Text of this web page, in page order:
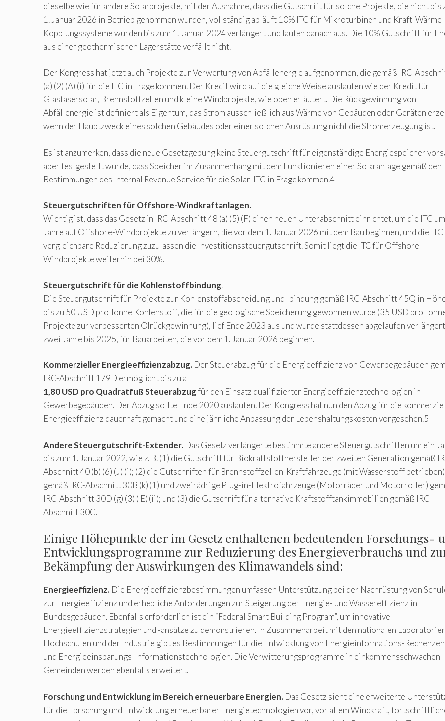
dieselbe wie für andere Solarprojekte, mit der Ausnahme, dass die Gutschrift für solche Projekte, die nicht bis
1. Januar 2026 in Betrieb genommen wurden, vollständig abläuft 10% ITC für Mikroturbinen und Kraft-Wärme-
Kopplungssysteme wurden bis zum 1. Januar 2024 verlängert und laufen danach aus. Die 10% Gutschrift für
aus einer geothermischen Lagerstätte verfällt nicht.
Der Kongress hat jetzt auch Projekte zur Verwertung von Abfällenergie aufgenommen, die gemäß IRC-
(a) (2) (A) (i) für die ITC in Frage kommen. Der Kredit wird auf die gleiche Weise auslaufen wie der Kredit für
Glasfasersolar, Brennstoffzellen und kleine Windprojekte, wie oben erläutert. Die Rückgewinnung von
Abfällenergie ist definiert als Eigentum, das Strom ausschließlich aus Wärme von Gebäuden oder Geräten
wenn der Hauptzweck eines solchen Gebäudes oder einer solchen Ausrüstung nicht die Stromerzeugung ist.
Es ist anzumerken, dass die neue Gesetzgebung keine Steuergutschrift für eigenständige Energiespeicher
aber festgestellt wurde, dass Speicher im Zusammenhang mit dem Funktionieren einer Solaranlage gemäß den
Bestimmungen des Internal Revenue Service für die Solar-ITC in Frage kommen.4
Steuergutschriften für Offshore-Windkraftanlagen.
Wichtig ist, dass das Gesetz in IRC-Abschnitt 48 (a) (5) (F) einen neuen Unterabschnitt einrichtet, um die ITC
Jahre auf Offshore-Windprojekte zu verlängern, die vor dem 1. Januar 2026 mit dem Bau beginnen, und die ITC
vergleichbare Reduzierung zuzulassen die Investitionssteuergutschrift. Somit liegt die ITC für Offshore-
Windprojekte weiterhin bei 30%.
Steuergutschrift für die Kohlenstoffbindung.
Die Steuergutschrift für Projekte zur Kohlenstoffabscheidung und -bindung gemäß IRC-Abschnitt 45Q in
bis zu 50 USD pro Tonne Kohlenstoff, die für die geologische Speicherung gewonnen wurde (35 USD pro
Projekte zur verbesserten Ölrückgewinnung), lief Ende 2023 aus und wurde stattdessen abgelaufen
zwei Jahre bis 2025, für Bauarbeiten, die vor dem 1. Januar 2026 beginnen.
Kommerzieller Energieeffizienzabzug. Der Steuerabzug für die Energieeffizienz von Gewerbegebäuden
IRC-Abschnitt 179D ermöglicht bis zu a
1,80 USD pro Quadratfuß Steuerabzugfür den Einsatz qualifizierter Energieeffizienztechnologien in
Gewerbegebäuden. Der Abzug sollte Ende 2020 auslaufen. Der Kongress hat nun den Abzug für die
Energieeffizienz dauerhaft gemacht und eine jährliche Anpassung der Lebenshaltungskosten vorgesehen.5
Andere Steuergutschrift-Extender. Das Gesetz verlängerte bestimmte andere Steuergutschriften um ein
bis zum 1. Januar 2022, wie z. B. (1) die Gutschrift für Biokraftstoffhersteller der zweiten Generation gemäß
Abschnitt 40 (b) (6) (J) (i); (2) die Gutschriften für Brennstoffzellen-Kraftfahrzeuge (mit Wasserstoff betrieben)
gemäß IRC-Abschnitt 30B (k) (1) und zweirädrige Plug-in-Elektrofahrzeuge (Motorräder und Motorroller)
IRC-Abschnitt 30D (g) (3) ( E) (ii); und (3) die Gutschrift für alternative Kraftstofftankimmobilien gemäß IRC-
Abschnitt 30C.
Einige Höhepunkte der im Gesetz enthaltenen bedeutenden Forschungs-
Entwicklungsprogramme zur Reduzierung des Energieverbrauchs und
Bekämpfung der Auswirkungen des Klimawandels sind:
Energieeffizienz. Die Energieeffizienzbestimmungen umfassen Unterstützung bei der Nachrüstung von
zur Energieeffizienz und erhebliche Anforderungen zur Steigerung der Energie- und Wassereffizienz in
Bundesgebäuden. Ebenfalls erforderlich ist ein “Federal Smart Building Program”, um innovative
Energieeffizienzstrategien und -ansätze zu demonstrieren. In Zusammenarbeit mit den nationalen
Hochschulen und der Industrie gibt es Bestimmungen für die Entwicklung von Energieinformations-
und Energieeinsparungs-Informationstechnologien. Die Verwitterungsprogramme in einkommensschwachen
Gemeinden werden ebenfalls erweitert.
Forschung und Entwicklung im Bereich erneuerbare Energien. Das Gesetz sieht eine erweiterte
für die Forschung und Entwicklung erneuerbarer Energietechnologien vor, vor allem Windkraft,